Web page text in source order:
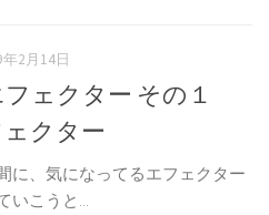
年2月14日
ェクター その１
ェクター
に、気になってるエフェクター
いこうと...